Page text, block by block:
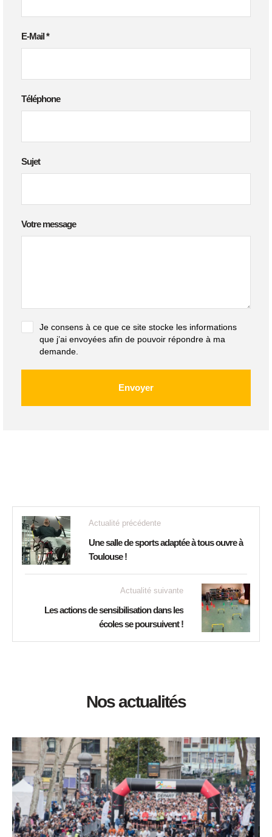
E-Mail*
Téléphone
Sujet
Votre message
Je consens à ce que ce site stocke les informations
que j’ai envoyées afin de pouvoir répondre à ma
demande.
Envoyer
Actualité précédente
Une salle de sports adaptée à tous ouvre à
Toulouse !
Actualité suivante
Les actions de sensibilisation dans les
écoles se poursuivent !
Nos actualités